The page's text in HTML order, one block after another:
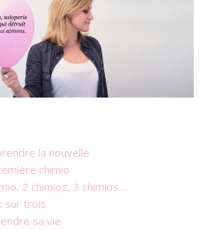
la nouvelle
chimio
2 chimios, 3 chimios…
sur trois
sa vie